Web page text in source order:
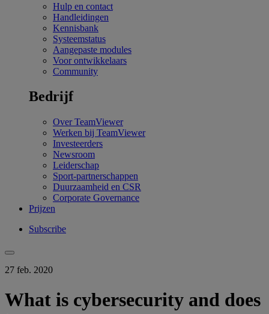
Hulp en contact
Handleidingen
Kennisbank
Systeemstatus
Aangepaste modules
Voor ontwikkelaars
Community
Bedrijf
Over TeamViewer
Werken bij TeamViewer
Investeerders
Newsroom
Leiderschap
Sport-partnerschappen
Duurzaamheid en CSR
Corporate Governance
Prijzen
Subscribe
27 feb. 2020
What is cybersecurity and does